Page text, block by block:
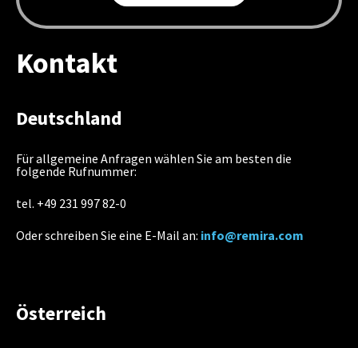
Kontakt
Deutschland
Für allgemeine Anfragen wählen Sie am besten die
folgende Rufnummer:
tel. +49 231 997 82-0
Oder schreiben Sie eine E-Mail an: info@remira.com
Österreich